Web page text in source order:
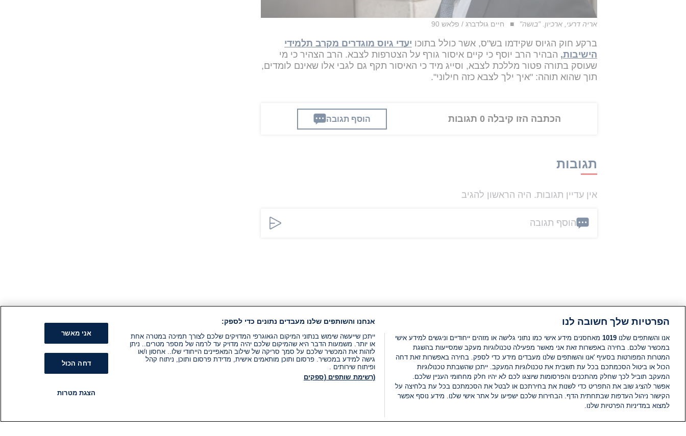
אריה דרעי, ארכיון. "בושה" חיים גולדברג / פלאש 90
ברקע חוק הגיוס שקידמו בש"ס, אשר כולל בתוכו יעדי גיוס מוגדרים מקרב תלמידי
הישיבות, הבהיר הרב יוסף כי קיים איסור גורף על הצטרפות לצבא. הרב הצהיר כי מי
שעוסק בתורה פטור מללכת לצבא, וסייג מיד כי האיסור תקף גם לגבי אלו שאינם לומדים,
תוך שהוא תוהה: "איך ילך לצבא כזה חילוני".
הכתבה הזו קיבלה 0 תגובות הוסף תגובה
תגובות
אין עדיין תגובות. היה הראשון להגיב
הוסף תגובה
הפרטיות שלך חשובה לנו
אנו והשותפים שלנו 1019 מאחסנים מידע אישי כמו נתוני גלישה או מזהים ייחודיים וניגשים למידע אישי
במכשיר שלכם. בחירה באפשרות זאת אני מאשר מפעילה טכנולוגיות מעקב שמסייעות בהשגת
המטרות המפורטות בסעיף 'אנו והשותפים שלנו מעבדים מידע כדי לספק. בחירה באפשרות זאת דחה
הכול או ביטול הסכמתכם בכל עת תשבית את טכנולוגיות המעקב. ייתכן שהשבתת טכנולוגיות
המעקב תוביל לכך שחלק מהתכנים והפרסומות שיוצגו לכם לא יהיו חלק מחחומי העניין שלכם.
אפשר להציג שוב את התפריט כדי לשנות את בחירתכם או לבטל את הסכמתכם בכל עת בלחיצה על
הקישור ניהול העדפות שבתחתית הדף. הבחירות שלכם ישפיעו על אתר אישי שלנו. מידע נוסף אפשר
למצוא במדיניות הפרטיות שלנו.
אנחנו והשותפים שלנו מעבדים נתונים כדי לספק:
ייתכן שייעשה שימוש בנתוני המיקום הגאוגרפי המדויקים שלכם לצורך תמיכה במטרה אחת
או יותר. משמעות הדבר היא שהמיקום שלכם יהיה מדויק עד לרמה של מספר מטרים.. ניתן
לזהות את המכשיר שלכם על סמך סריקה של שילוב המאפיינים הייחודי שלו.. אחסון ו/או
גישה למידע במכשיר. פרסום ותוכן מותאמים אישית, מדידת פרסום ותוכן, ניתוח קהל
ופיתוח שירותים .
(רשימת שותפים (ספקים
אני מאשר
דחה הכול
הצגת מטרות